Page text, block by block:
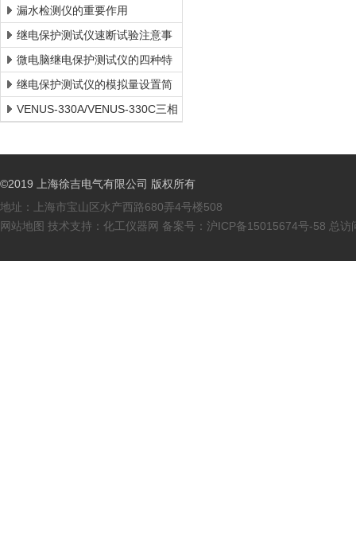
漏水检测仪的重要作用
继电保护测试仪速断试验注意事
项
微电脑继电保护测试仪的四种特
殊特性
继电保护测试仪的模拟量设置简
介
VENUS-330A/VENUS-330C三相
©2019 上海徐吉电气有限公司 版权所有
地址：上海市宝山区水产西路680弄4号楼508
网站地图 技术支持： 化工仪器网 备案号： 沪ICP备15015674号-58 总访